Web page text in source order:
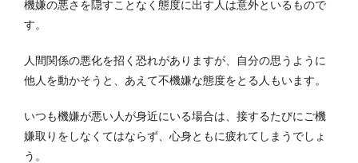
機嫌の悪さを隠すことなく態度に出す人は意外といるもので
す。
人間関係の悪化を招く恐れがありますが、自分の思うように
他人を動かそうと、あえて不機嫌な態度をとる人もいます。
いつも機嫌が悪い人が身近にいる場合は、接するたびにご機
嫌取りをしなくてはならず、心身ともに疲れてしまうでしょ
う。